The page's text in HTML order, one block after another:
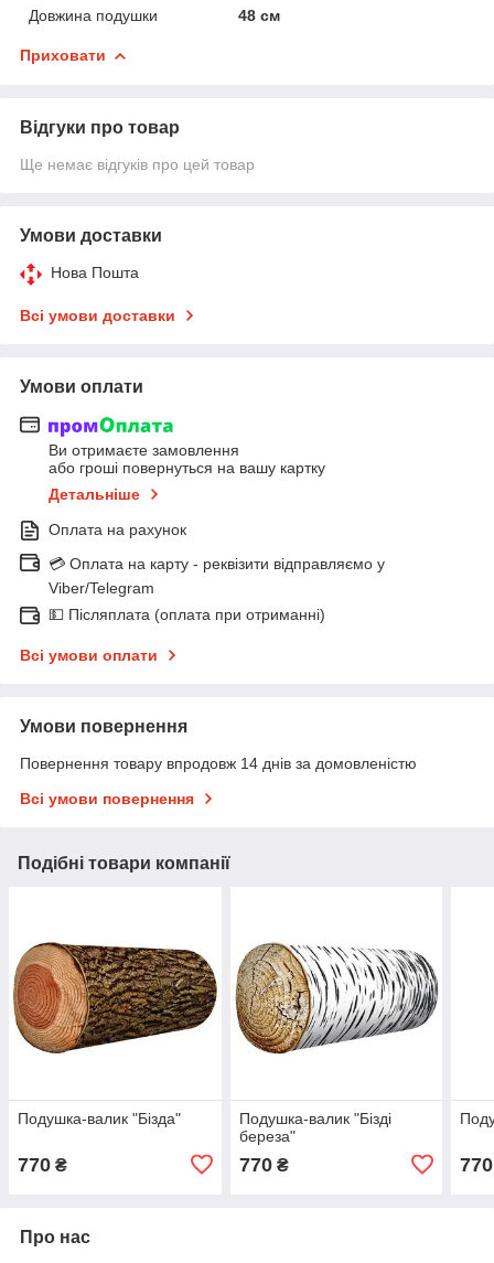
Довжина подушки
48 см
Приховати
Відгуки про товар
Ще немає відгуків про цей товар
Умови доставки
Нова Пошта
Всі умови доставки
Умови оплати
Ви отримаєте замовлення
або гроші повернуться на вашу картку
Детальніше
Оплата на рахунок
💳 Оплата на карту - реквізити відправляємо у
Viber/Telegram
💵 Післяплата (оплата при отриманні)
Всі умови оплати
Умови повернення
Повернення товару впродовж 14 днів за домовленістю
Всі умови повернення
Подібні товари компанії
Подушка-валик "Бізда"
770 ₴
Подушка-валик "Бізді
береза"
770₴ 770
Про нас